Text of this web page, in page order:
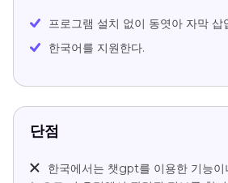
프로그램 설치 없이 동엿아 자막 삽
한국어를 지원한다.
단점
한국에서는 챗gpt를 이용한 기능이